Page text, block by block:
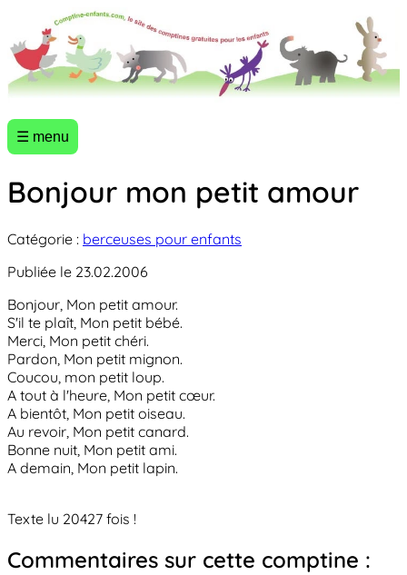
☰ menu
Bonjour mon petit amour
Catégorie : berceuses pour enfants
Publiée le 23.02.2006
Bonjour, Mon petit amour.
S'il te plaît, Mon petit bébé.
Merci, Mon petit chéri.
Pardon, Mon petit mignon.
Coucou, mon petit loup.
A tout à l'heure, Mon petit cœur.
A bientôt, Mon petit oiseau.
Au revoir, Mon petit canard.
Bonne nuit, Mon petit ami.
A demain, Mon petit lapin.
Texte lu 20427 fois !
Commentaires sur cette comptine :